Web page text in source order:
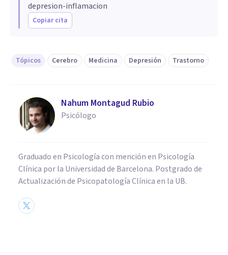
depresion-inflamacion
Copiar cita
Tópicos Cerebro Medicina Depresión Trastorno
Nahum Montagud Rubio
Psicólogo
Graduado en Psicología con mención en Psicología
Clínica por la Universidad de Barcelona. Postgrado de
Actualización de Psicopatología Clínica en la UB.